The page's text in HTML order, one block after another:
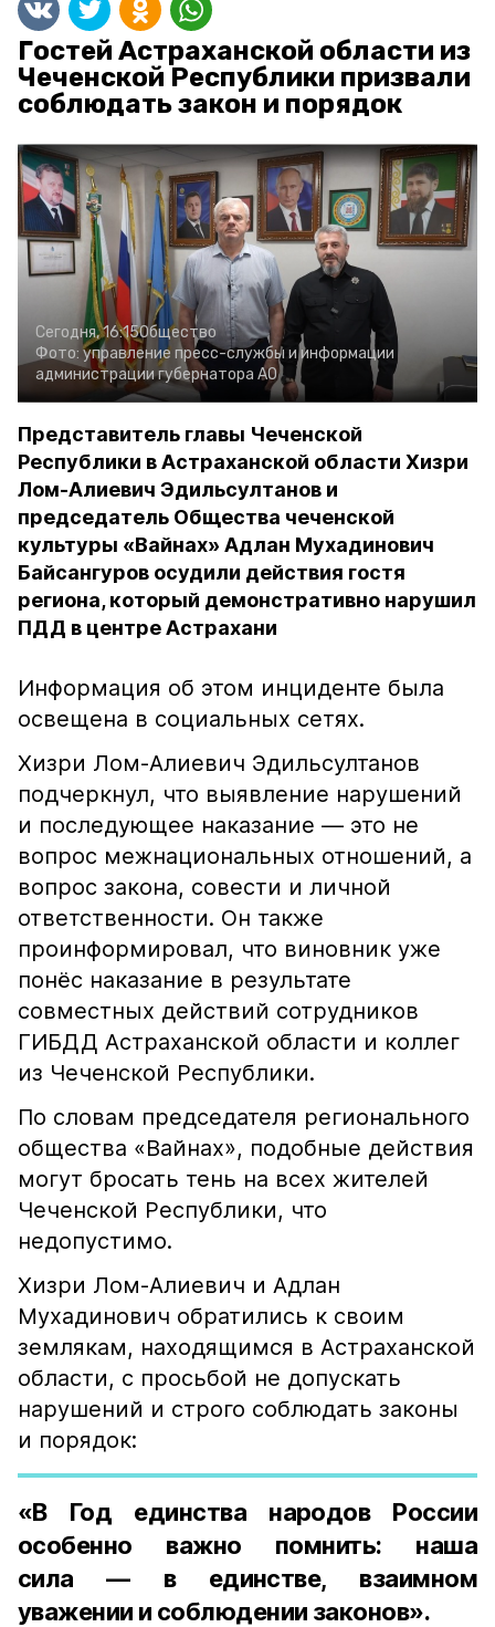
Гостей Астраханской области из
Чеченской Республики призвали
соблюдать закон и порядок
Сегодня, 16:15Общество
Фото: управление пресс-службы и информации
администрации губернатора АО
Представитель главы Чеченской
Республики в Астраханской области Хизри
Лом-Алиевич Эдильсултанов и
председатель Общества чеченской
культуры «Вайнах» Адлан Мухадинович
Байсангуров осудили действия гостя
региона, который демонстративно нарушил
ПДД в центре Астрахани
Информация об этом инциденте была
освещена в социальных сетях.
Хизри Лом-Алиевич Эдильсултанов
подчеркнул, что выявление нарушений
и последующее наказание — это не
вопрос межнациональных отношений, а
вопрос закона, совести и личной
ответственности. Он также
проинформировал, что виновник уже
понёс наказание в результате
совместных действий сотрудников
ГИБДД Астраханской области и коллег
из Чеченской Республики.
По словам председателя регионального
общества «Вайнах», подобные действия
могут бросать тень на всех жителей
Чеченской Республики, что
недопустимо.
Хизри Лом-Алиевич и Адлан
Мухадинович обратились к своим
землякам, находящимся в Астраханской
области, с просьбой не допускать
нарушений и строго соблюдать законы
и порядок:
«В Год единства народов России
особенно важно помнить: наша
сила — в единстве, взаимном
уважении и соблюдении законов».